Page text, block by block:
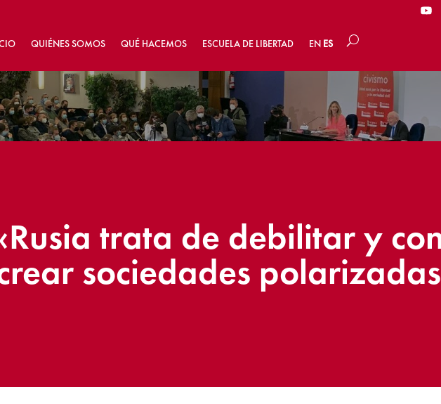
QUIÉNES SOMOS QUÉ HACEMOS ESCUELA DE LIBERTAD EN ES
trata de debilitar y
sociedades